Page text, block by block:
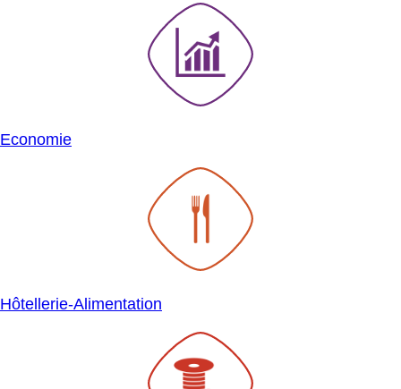
Economie
Hôtellerie-Alimentation